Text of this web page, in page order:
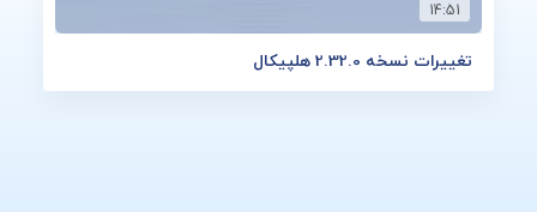
14:51
تغییرات نسخه 2.32.0 هلپیکال